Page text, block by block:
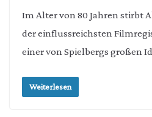
Im Alter von 80 Jahren stirbt
der einflussreichsten
einer von Spielbergs großen
Weiterlesen